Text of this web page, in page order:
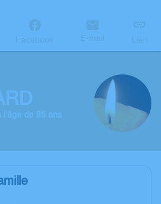
Facebook E-mail Lien
l'âge de 85 ans